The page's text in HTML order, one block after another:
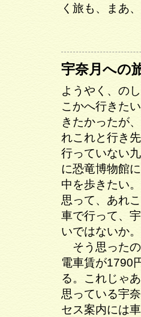
く旅も、まあ
宇奈月への
ようやく、の
こかへ行きた
きたかったが
れこれと行き
行っていない
に恐竜博物館
中を歩きたい
思って、あれ
車で行って、
いではないか
そう思ったの
電車賃が1790
る。これじゃ
思っている宇
セス案内には